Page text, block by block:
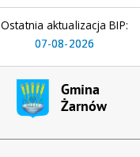
Ostatnia aktualizacja BIP:
07-08-2026